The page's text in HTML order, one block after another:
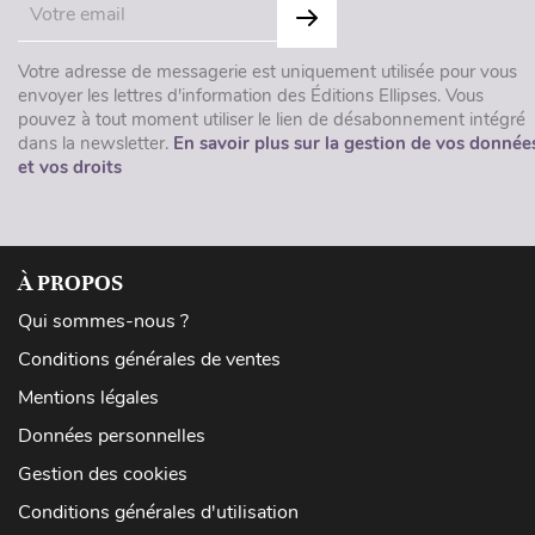
Votre adresse de messagerie est uniquement utilisée pour vous
envoyer les lettres d'information des Éditions Ellipses. Vous
pouvez à tout moment utiliser le lien de désabonnement intégré
dans la newsletter. En savoir plus sur la gestion de vos
et vos droits
À PROPOS
Qui sommes-nous ?
Conditions générales de ventes
Mentions légales
Données personnelles
Gestion des cookies
Conditions générales d'utilisation